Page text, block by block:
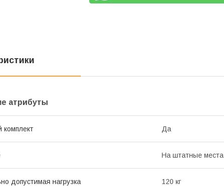
атрибуты
комплект Да
На штатные места
допустимая нагрузка 120 кг